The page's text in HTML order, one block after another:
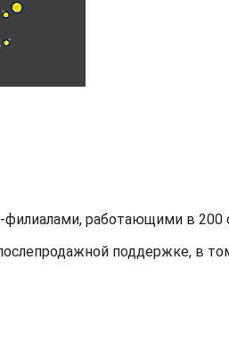
работающими в 200
поддержке, в